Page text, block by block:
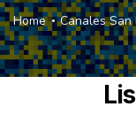
Home Canales San